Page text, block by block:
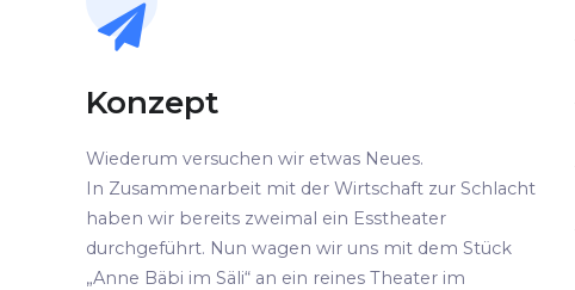
Konzept
Wiederum versuchen wir etwas Neues.
In Zusammenarbeit mit der Wirtschaft zur Schlacht
haben wir bereits zweimal ein Esstheater
durchgeführt. Nun wagen wir uns mit dem Stück
„Anne Bäbi im Säli“ an ein reines Theater im